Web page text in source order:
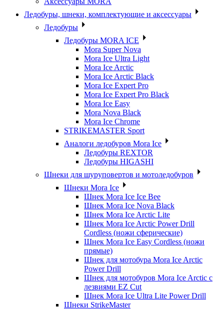
Ледобуры, шнеки, комплектующие и аксессуары
Ледобуры
Ледобуры MORA ICE
Mora Super Nova
Mora Ice Ultra Light
Mora Ice Arctic
Mora Ice Arctic Black
Mora Ice Expert Pro
Mora Ice Expert Pro Black
Mora Ice Easy
Mora Nova Black
Mora Ice Chrome
STRIKEMASTER Sport
Аналоги ледобуров Mora Ice
Ледобуры REXTOR
Ледобуры HIGASHI
Шнеки для шуруповертов и мотоледобуров
Шнеки Mora Ice
Шнек Mora Ice Ice Bee
Шнек Mora Ice Nova Black
Шнек Mora Ice Arctic Lite
Шнек Mora Ice Arctic Power Drill
Cordless (ножи сферические)
Шнек Mora Ice Easy Cordless (ножи
прямые)
Шнек для мотобура Mora Ice Arctic
Power Drill
Шнек для мотобуров Mora Ice Arctic с
лезвиями EZ Cut
Шнек Mora Ice Ultra Lite Power Drill
Шнеки StrikeMaster